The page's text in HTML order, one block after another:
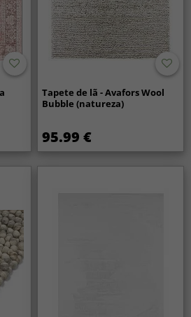
Tapete de lã - Avafors Wool
Bubble (natureza)
95.99 €